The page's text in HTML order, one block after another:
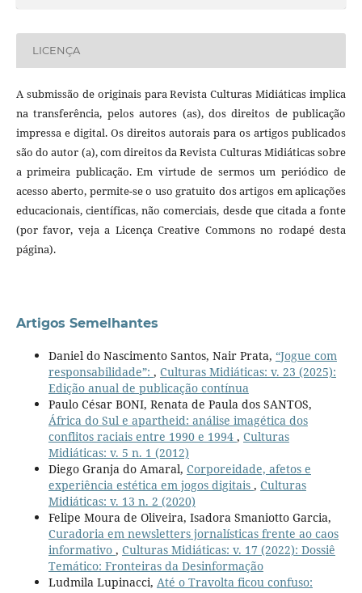
LICENÇA
A submissão de originais para Revista Culturas Midiáticas implica
na transferência, pelos autores (as), dos direitos de publicação
impressa e digital. Os direitos autorais para os artigos publicados
são do autor (a), com direitos da Revista Culturas Midiáticas sobre
a primeira publicação. Em virtude de sermos um periódico de
acesso aberto, permite-se o uso gratuito dos artigos em aplicações
educacionais, científicas, não comerciais, desde que citada a fonte
(por favor, veja a Licença Creative Commons no rodapé desta
página).
Artigos Semelhantes
Daniel do Nascimento Santos, Nair Prata, “Jogue com
responsabilidade”: , Culturas Midiáticas: v. 23 (2025):
Edição anual de publicação contínua
Paulo César BONI, Renata de Paula dos SANTOS,
África do Sul e apartheid: análise imagética dos
conflitos raciais entre 1990 e 1994 , Culturas
Midiáticas: v. 5 n. 1 (2012)
Diego Granja do Amaral, Corporeidade, afetos e
experiência estética em jogos digitais , Culturas
Midiáticas: v. 13 n. 2 (2020)
Felipe Moura de Oliveira, Isadora Smaniotto Garcia,
Curadoria em newsletters jornalísticas frente ao caos
informativo , Culturas Midiáticas: v. 17 (2022): Dossiê
Temático: Fronteiras da Desinformação
Ludmila Lupinacci, Até o Travolta ficou confuso: